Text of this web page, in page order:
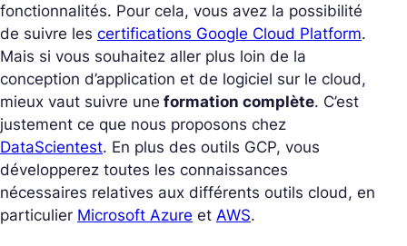
fonctionnalités. Pour cela, vous avez la possibilité
de suivre les certifications Google Cloud Platform.
Mais si vous souhaitez aller plus loin de la
conception d’application et de logiciel sur le cloud,
mieux vaut suivre une formation complète. C’est
justement ce que nous proposons chez
DataScientest. En plus des outils GCP, vous
développerez toutes les connaissances
nécessaires relatives aux différents outils cloud, en
particulier Microsoft Azure et AWS.